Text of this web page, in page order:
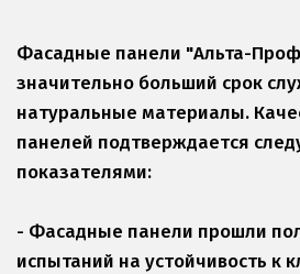
Фасадные панели "Альта-
значительно больший срок
натуральные материалы.
панелей подтверждается
показателями:
- Фасадные панели прошли
испытаний на устойчивость к